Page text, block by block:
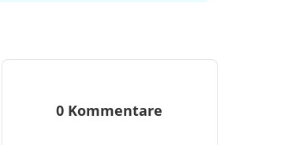
0 Kommentare